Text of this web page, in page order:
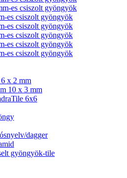
es csiszolt gyöngyök
es csiszolt gyöngyök
es csiszolt gyöngyök
es csiszolt gyöngyök
es csiszolt gyöngyök
es csiszolt gyöngyök
x 2 mm
10 x 3 mm
6x6
dagger
gyöngyök-tile